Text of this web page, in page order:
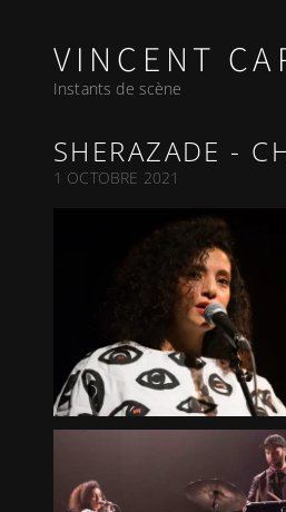
VINCENT
Instants de scène
SHERAZADE -
1 OCTOBRE 2021